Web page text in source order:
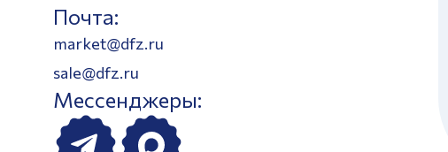
Почта:
market@dfz.ru
sale@dfz.ru
Мессенджеры: